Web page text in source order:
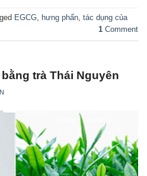
EGCG hưng phấn tác dụng của
1 Comment
trà Thái Nguyên